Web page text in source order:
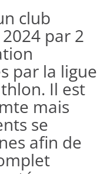
club
par 2
par la ligue
Il est
mais
se
afin de